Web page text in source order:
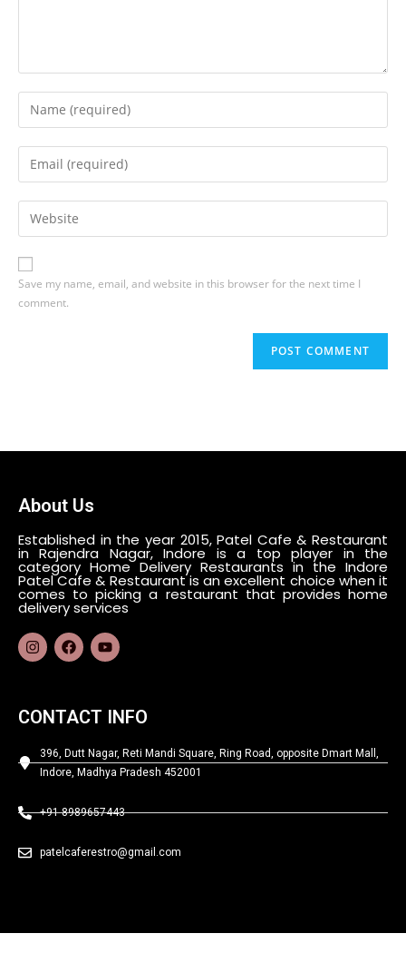
Save my name, email, and website in this browser for the next time I
comment.
About Us
Established in the year 2015, Patel Cafe & Restaurant
in Rajendra Nagar, Indore is a top player in the
category Home Delivery Restaurants in the Indore
Patel Cafe & Restaurant is an excellent choice when it
comes to picking a restaurant that provides home
delivery services
CONTACT INFO
396, Dutt Nagar, Reti Mandi Square, Ring Road, opposite Dmart Mall,
Indore, Madhya Pradesh 452001
+91 8989657443
patelcaferestro@gmail.com